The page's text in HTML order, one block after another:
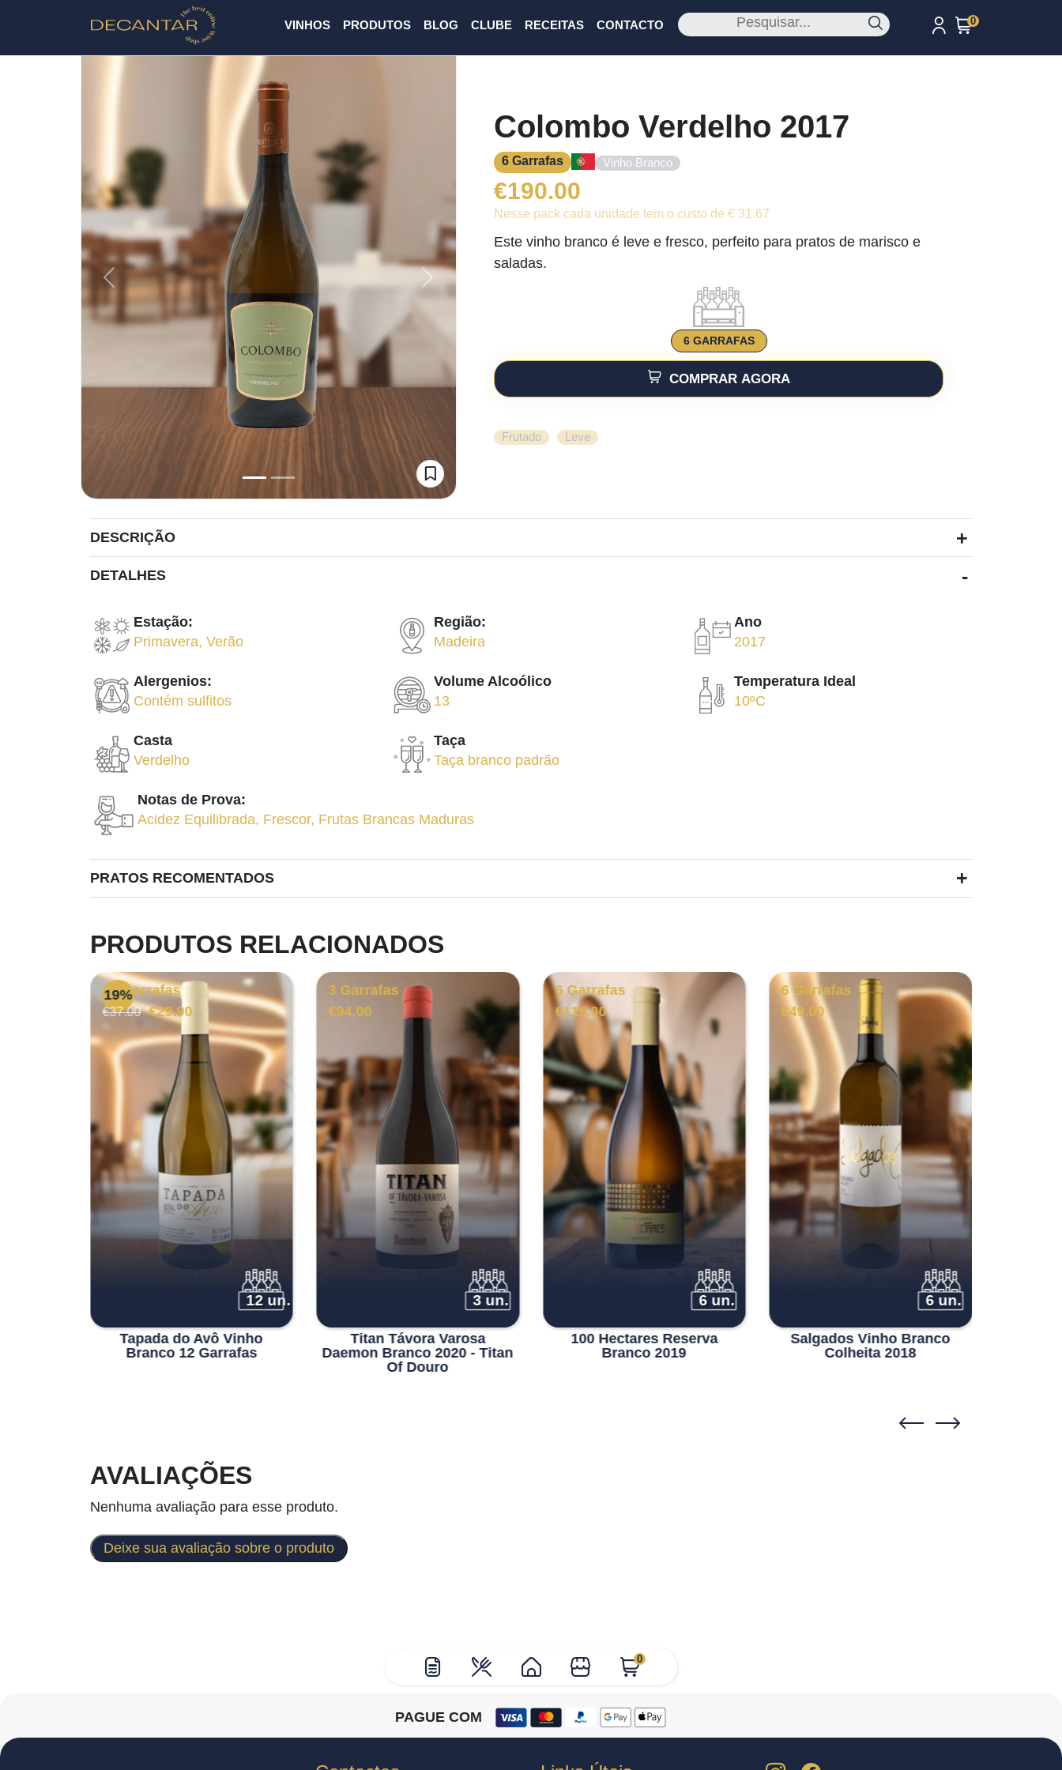
VINHOS PRODUTOS BLOG CLUBE RECEITAS CONTACTO 0
0
Previous Next
Colombo Verdelho 2017
6 Garrafas Vinho Branco
€190.00
Nesse pack cada unidade tem o custo de € 31.67
Este vinho branco é leve e fresco, perfeito para pratos de marisco e
saladas.
6 GARRAFAS
COMPRAR AGORA
Frutado Leve
DESCRIÇÃO +
DETALHES -
Estação:
Primavera, Verão
Região:
Madeira
Ano
2017
Alergenios:
Contém sulfitos
Volume Alcoólico
13
Temperatura Ideal
10ºC
Casta
Verdelho
Taça
Taça branco padrão
Notas de Prova:
Acidez Equilibrada, Frescor, Frutas Brancas Maduras
PRATOS RECOMENTADOS +
PRODUTOS RELACIONADOS
19%
12 Garrafas
€37.00 O
preço
original
€37.00.
€29.90O
preço
atual
€29.90.
12 un.
Tapada do Avô Vinho
Branco 12 Garrafas
3 Garrafas
€94.00
3 un.
Titan Távora Varosa
Daemon Branco 2020 - Titan
Of Douro
6 Garrafas
€115.00
6 un.
100 Hectares Reserva
Branco 2019
6 Garrafas
€49.00
6 un.
Salgados Vinho Branco
Colheita 2018
AVALIAÇÕES
Nenhuma avaliação para esse produto.
Deixe sua avaliação sobre o produto
PAGUE COM